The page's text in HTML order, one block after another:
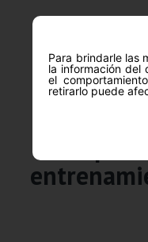
Para brindarle las
la información del
el
retirarlo puede